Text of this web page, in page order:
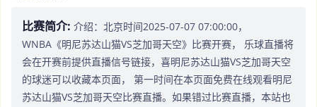
比赛简介: 介绍：北京时间2025-07-07 07:00:00，
WNBA《明尼苏达山猫VS芝加哥天空》比赛开赛， 乐球直播将
会在开赛前提供直播信号链接，喜明尼苏达山猫VS芝加哥天空
的球迷可以收藏本页面， 第一时间在本页面免费在线观看明尼
苏达山猫VS芝加哥天空比赛直播。如果错过比赛直播，本站也